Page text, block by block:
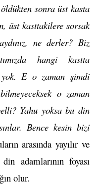
sonra üst kasta
üst kasttakilere sorsak
ne derler? Biz
hangi kastta
yok. E o zaman şimdi
o zaman
Yahu yoksa bu din
Bence kesin bizi
arasında yayılır ve
adamlarının foyası
olur.